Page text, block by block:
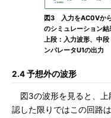
図3 入力をAC0Vか
のシミュレーション結
上段：入力波形、中
ンパレータU1の出力
2.4 予想外の波形
図3の波形を見ると、上
認した限りではこの回路